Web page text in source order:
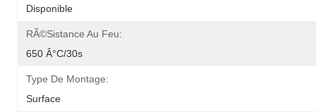
Disponible
RÃ©sistance Au Feu:
650 Â°c/30s
Type De Montage:
Surface